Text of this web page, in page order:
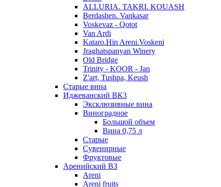
ALLURIA. TAKRI. KOUASH
Berdashen. Vankasar
Voskevaz - Qotot
Van Ardi
Kataro.Hin Areni.Voskeni
Jraghatspanyan Winery
Old Bridge
Trinity - KOOR - Jan
Z'art, Tushpa, Keush
Старые вина
Иджеванский ВК3
Эксклюзивные вина
Виноградное
Большой объем
Вина 0,75 л
Старые
Сувенирные
Фруктовые
Аренийский ВЗ
Areni
Areni fruits